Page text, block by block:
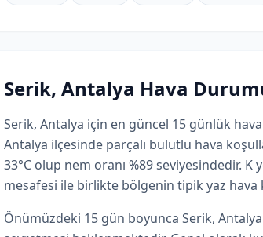
Serik, Antalya Hava
Serik, Antalya için en güncel 15 günlük
Antalya ilçesinde parçalı bulutlu hava
33°C olup nem oranı %89 seviyesindedir.
mesafesi ile birlikte bölgenin tipik yaz hava
Önümüzdeki 15 gün boyunca Serik, Antalya